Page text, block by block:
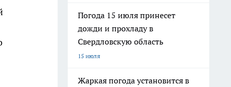
Погода 15 июля принесет
дожди и прохладу в
Свердловскую область
15 июля
Жаркая погода установится в